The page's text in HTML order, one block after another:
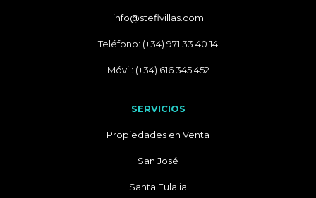
info@stefivillas.com
Teléfono: (+34) 971 33 40 14
Móvil: (+34) 616 345 452
SERVICIOS
Propiedades en Venta
San José
Santa Eulalia